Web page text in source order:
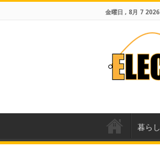
金曜日 , 8月 7 2026
暮らし